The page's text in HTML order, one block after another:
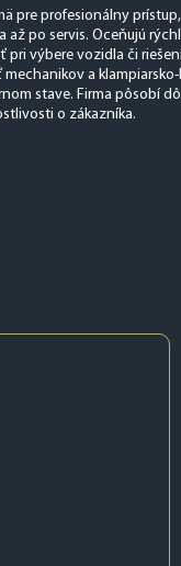
pre profesionálny
po servis. Oceňujú
výbere vozidla či
a
stave. Firma pôsobí
o zákazníka.